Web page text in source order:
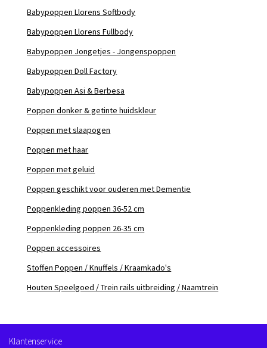
Babypoppen Llorens Softbody
Babypoppen Llorens Fullbody
Babypoppen Jongetjes - Jongenspoppen
Babypoppen Doll Factory
Babypoppen Asi & Berbesa
Poppen donker & getinte huidskleur
Poppen met slaapogen
Poppen met haar
Poppen met geluid
Poppen geschikt voor ouderen met Dementie
Poppenkleding poppen 36-52 cm
Poppenkleding poppen 26-35 cm
Poppen accessoires
Stoffen Poppen / Knuffels / Kraamkado's
Houten Speelgoed / Trein rails uitbreiding / Naamtrein
Klantenservice